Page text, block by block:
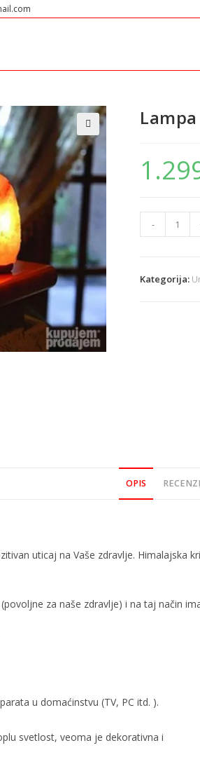
🔍
-
Kategorija:
OPIS
uticaj na Vaše zdravlje. Himalajska
za naše zdravlje) i na taj način
u domaćinstvu (TV, PC itd. ).
svetlost, veoma je dekorativna i